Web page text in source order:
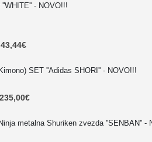
- NOVO!!!
43,44€
SET ''Adidas SHORI'' - NOVO!!!
235,00€
metalna Shuriken zvezda ''SENBAN'' -